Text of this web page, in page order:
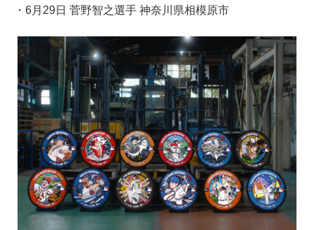
・6月29日 菅野智之選手 神奈川県相模原市